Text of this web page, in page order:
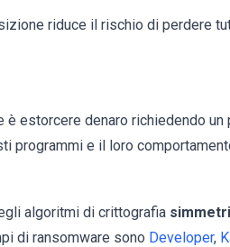
riduce il rischio di perdere
estorcere denaro richiedendo
programmi e il loro
algoritmi di crittografia
di ransomware sono Developer,